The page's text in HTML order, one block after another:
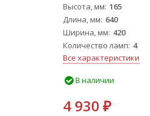
Высота, мм 165
Длина, мм 640
Ширина, мм 420
Количество ламп 4
Все характеристики
В наличии
4 930 ₽